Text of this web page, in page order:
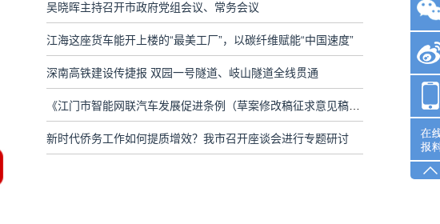
吴晓晖主持召开市政府党组会议、常务会议
江海这座货车能开上楼的“最美工厂”，以碳纤维赋能“中国速度”
深南高铁建设传捷报 双园一号隧道、岐山隧道全线贯通
新时代侨务工作如何提质增效？我市召开座谈会进行专题研讨